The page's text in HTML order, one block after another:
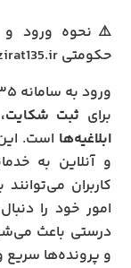
⚠️نحوه ورود و
حکومتی tazirat135.ir
برای ثبت
ابلاغیه‌ها است.
و آنلاین به
کاربران
امور خود را
درستی باعث
و پرونده‌ها